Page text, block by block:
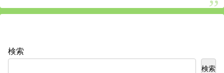
検索
検索